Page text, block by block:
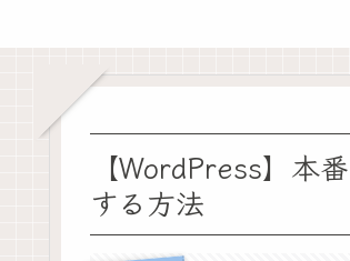
【WordPress】本
する方法